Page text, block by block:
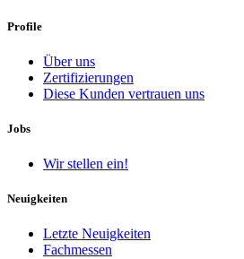
Profile
Über uns
Zertifizierungen
Diese Kunden vertrauen uns
Jobs
Wir stellen ein!
Neuigkeiten
Letzte Neuigkeiten
Fachmessen